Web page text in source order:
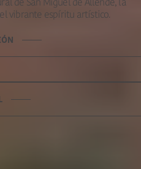
vibrante espíritu artístico.